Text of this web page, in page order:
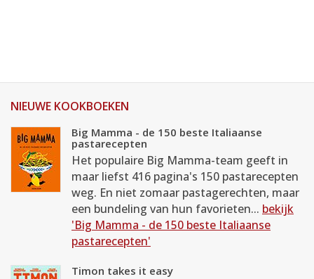
NIEUWE KOOKBOEKEN
Big Mamma - de 150 beste Italiaanse
pastarecepten
Het populaire Big Mamma-team geeft in
maar liefst 416 pagina's 150 pastarecepten
weg. En niet zomaar pastagerechten, maar
een bundeling van hun favorieten... bekijk
'Big Mamma - de 150 beste Italiaanse
pastarecepten'
Timon takes it easy